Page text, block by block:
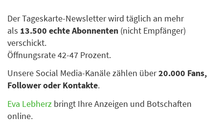
Der Tageskarte-Newsletter wird täglich an mehr
als 13.500 echte Abonnenten (nicht Empfänger)
verschickt.
Öffnungsrate 42-47 Prozent.
Unsere Social Media-Kanäle zählen über20.000 Fans,
Follower oder Kontakte.
Eva Lebherz bringt Ihre Anzeigen und Botschaften
online.